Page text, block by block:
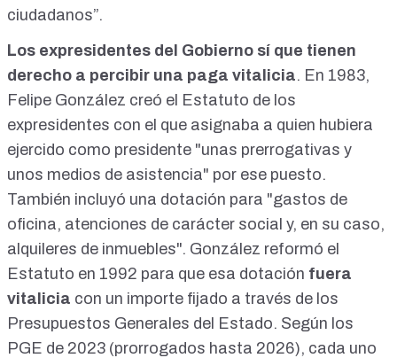
ciudadanos”.
Los expresidentes del Gobierno sí que tienen
derecho a percibir una paga vitalicia. En 1983,
Felipe González creó el Estatuto de los
expresidentes con el que asignaba a quien hubiera
ejercido como presidente "unas prerrogativas y
unos medios de asistencia" por ese puesto.
También incluyó una dotación para "gastos de
oficina, atenciones de carácter social y, en su caso,
alquileres de inmuebles". González reformó el
Estatuto en 1992 para que esa dotación fuera
vitalicia con un importe fijado a través de los
Presupuestos Generales del Estado. Según los
PGE de 2023 (prorrogados hasta 2026), cada uno